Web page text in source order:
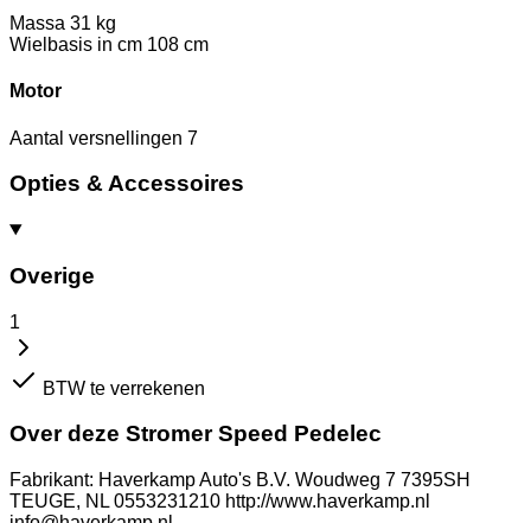
Massa 31 kg
Wielbasis in cm 108 cm
Motor
Aantal versnellingen 7
Opties & Accessoires
Overige
1
BTW te verrekenen
Over deze Stromer Speed Pedelec
Fabrikant: Haverkamp Auto's B.V. Woudweg 7 7395SH
TEUGE, NL 0553231210 http://www.haverkamp.nl